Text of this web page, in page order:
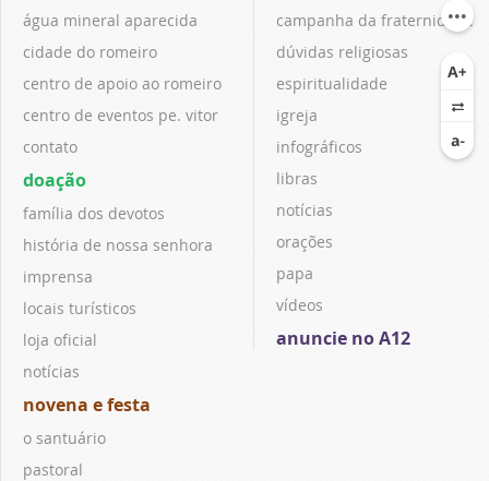
água mineral aparecida
cidade do romeiro
centro de apoio ao romeiro
centro de eventos pe. vitor
contato
doação
família dos devotos
história de nossa senhora
imprensa
locais turísticos
loja oficial
notícias
novena e festa
o santuário
pastoral
campanha da fraternidade
dúvidas religiosas
espiritualidade
igreja
infográficos
libras
notícias
orações
papa
vídeos
anuncie no A12